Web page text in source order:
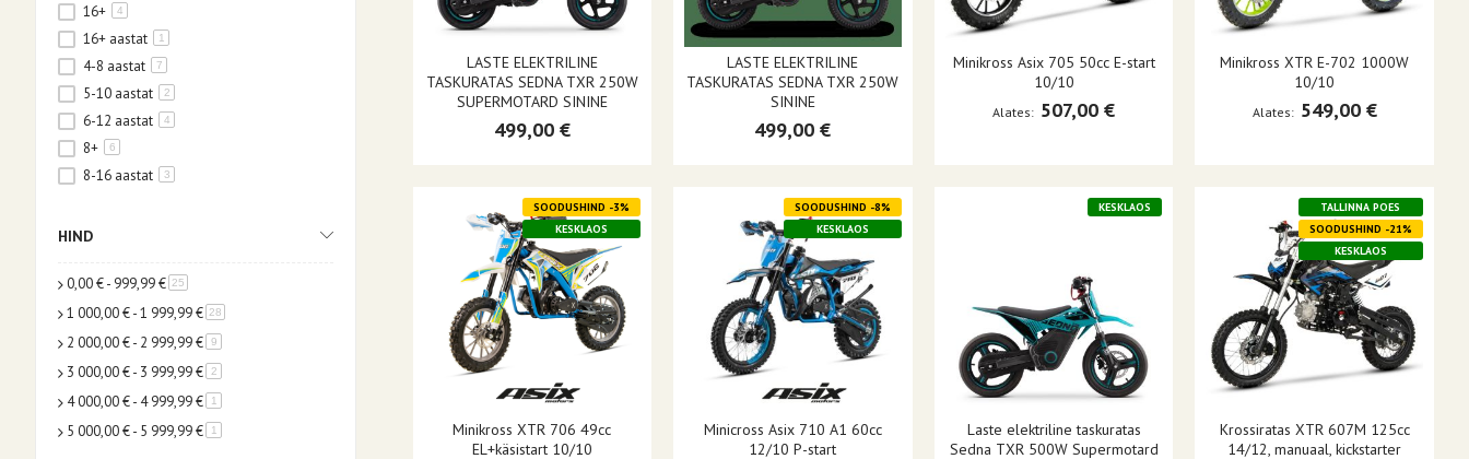
LASTE ELEKTRILINE
TASKURATAS SEDNA TXR 250W
SUPERMOTARD SININE
499,00 €
LASTE ELEKTRILINE
TASKURATAS SEDNA TXR 250W
SININE
499,00 €
Minikross Asix 705 50cc E-start
10/10
Alates 507,00 €
Minikross XTR E-702 1000W
10/10
Alates 549,00 €
SOODUSHIND -3%
KESKLAOS
Minikross XTR 706 49cc
EL+käsistart 10/10
SOODUSHIND -8%
KESKLAOS
Minicross Asix 710 A1 60cc
12/10 P-start
KESKLAOS
Laste elektriline taskuratas
Sedna TXR 500W Supermotard
TALLINNA POES
SOODUSHIND -21%
KESKLAOS
Krossiratas XTR 607M 125cc
14/12, manuaal, kickstarter
16+ 4
16+ aastat 1
4-8 aastat 7
5-10 aastat 2
6-12 aastat 4
8+ 6
8-16 aastat 3
HIND
0,00 €- 999,99 € 25
1 000,00 €-1 999,99 € 28
2 000,00 €- 2 999,99 € 9toode
3 000,00 €- 3 999,99 € 2toode
4 000,00 €- 4 999,99 € 1
5 000,00 €- 5 999,99 € 1